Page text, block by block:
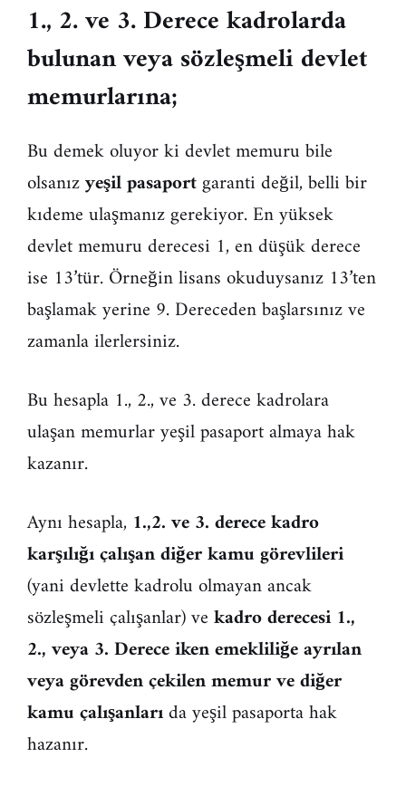
1., 2. ve 3.Derecekadrolarda
bulunan veya sözleşmeli devlet
memurlarına;
Bu demek oluyor ki devlet memuru bile
olsanızyeşil pasaportgaranti değil, belli bir
kıdeme ulaşmanız gerekiyor. En yüksek
devlet memuru derecesi 1, en düşük derece
ise 13’tür. Örneğin lisans okuduysanız 13’ten
başlamak yerine 9. Dereceden başlarsınız ve
zamanla ilerlersiniz.
Bu hesapla 1., 2., ve 3. derece kadrolara
ulaşan memurlar yeşil pasaport almaya hak
kazanır.
Aynı hesapla, 1.,2. ve 3. derece kadro
karşılığı çalışan diğer kamu görevlileri
(yani devlette kadrolu olmayan ancak
sözleşmeli çalışanlar) vekadro derecesi 1.,
2., veya 3. Derece iken emekliliğe ayrılan
veya görevden çekilen memur ve diğer
kamu çalışanlarıda yeşil pasaporta hak
hazanır.